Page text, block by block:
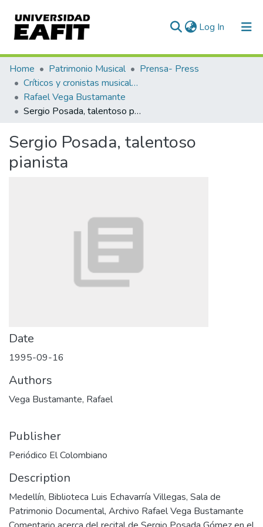
Log In (current)
Communities & Collections
All of DSpace
Statistics
Home Patrimonio Musical
Prensa- Press
Críticos y cronistas musicales
Rafael Vega Bustamante
Sergio Posada, talentoso pianista
Sergio Posada, talentoso
pianista
Date
1995-09-16
Authors
Vega Bustamante, Rafael
Publisher
Periódico El Colombiano
Description
Medellín, Biblioteca Luis Echavarría Villegas, Sala de
Patrimonio Documental, Archivo Rafael Vega Bustamante